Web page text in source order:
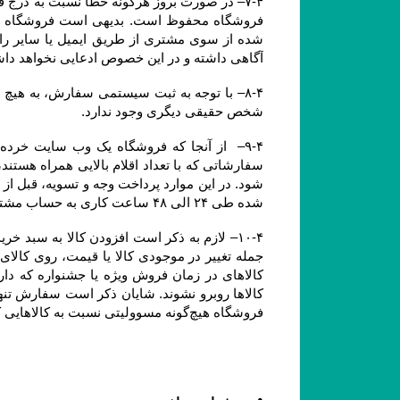
آگاهی داشته و در این خصوص ادعایی نخواهد
شخص حقیقی دیگری وجود ندارد.
شده طی ۲۴ الی ۴۸ ساعت کاری به حساب مشتری عودت داده خواهد شد.
فروشگاه هیچ‌گونه مسوولیتی نسبت به کالاهایی که در سبد خرید رها شده است یا پروسه سفارش تکمیل نشده و تکمیل وجه نشده ، ندارد.